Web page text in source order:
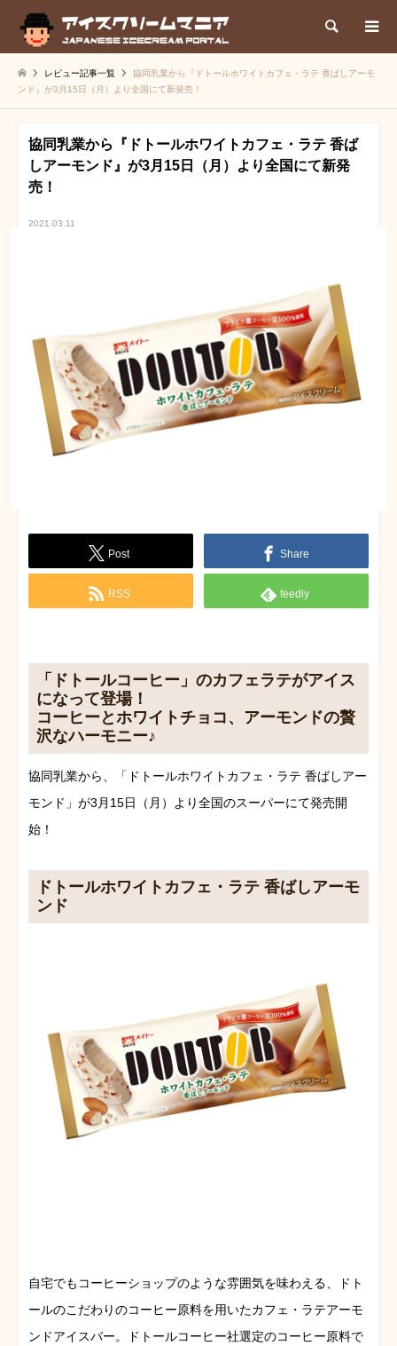
検索
レビュー記事一覧
協同乳業から『ドトールホワイトカフェ・ラテ 香ばしアーモ
ンド』が3月15日（月）より全国にて新発売！
協同乳業から『ドトールホワイトカフェ・ラテ 香ば
しアーモンド』が3月15日（月）より全国にて新発
売！
2021.03.11
Post Share
RSS feedly
「ドトールコーヒー」のカフェラテがアイス
になって登場！
コーヒーとホワイトチョコ、アーモンドの贅
沢なハーモニー♪
協同乳業から、「ドトールホワイトカフェ・ラテ 香ばしアー
モンド」が3月15日（月）より全国のスーパーにて発売開
始！
ドトールホワイトカフェ・ラテ 香ばしアーモ
ンド
自宅でもコーヒーショップのような雰囲気を味わえる、ドト
ールのこだわりのコーヒー原料を用いたカフェ・ラテアーモ
ンドアイスバー。ドトールコーヒー社選定のコーヒー原料で